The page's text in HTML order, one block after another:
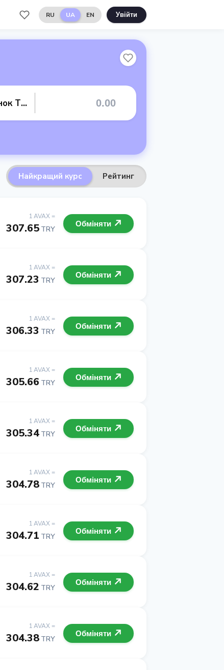
RU UA EN Увійти
Банківський рахунок TRY
Найкращий курс Рейтинг
1 AVAX =
307.65 TRY
Обміняти
1 AVAX =
307.23 TRY
Обміняти
1 AVAX =
306.33 TRY
Обміняти
1 AVAX =
305.66 TRY
Обміняти
1 AVAX =
305.34 TRY
Обміняти
1 AVAX =
304.78 TRY
Обміняти
1 AVAX =
304.71 TRY
Обміняти
1 AVAX =
304.62 TRY
Обміняти
1 AVAX =
304.38 TRY
Обміняти